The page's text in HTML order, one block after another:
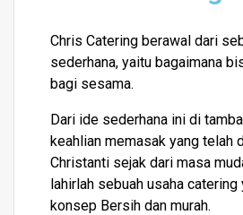
Chris Catering berawal dari
sederhana, yaitu bagaimana
bagi sesama.
Dari ide sederhana ini di
keahlian memasak yang telah
Christanti sejak dari masa
lahirlah sebuah usaha
konsep Bersih dan murah.